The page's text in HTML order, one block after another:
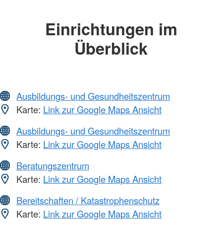
Einrichtungen im
Überblick
Ausbildungs- und Gesundheitszentrum
Karte: Link zur Google Maps Ansicht
Ausbildungs- und Gesundheitszentrum
Karte: Link zur Google Maps Ansicht
Beratungszentrum
Karte: Link zur Google Maps Ansicht
Bereitschaften / Katastrophenschutz
Karte: Link zur Google Maps Ansicht